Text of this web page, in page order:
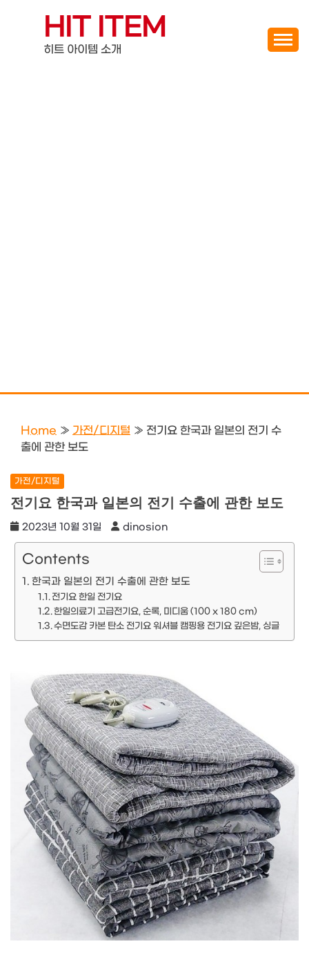
contentHIT ITEM
히트 아이템 소개
Home » 가전/디지털 » 전기요 한국과 일본의 전기 수
출에 관한 보도
가전/디지털
전기요 한국과 일본의 전기 수출에 관한 보도
2023년 10월 31일 dinosion
Contents
한국과 일본의 전기 수출에 관한 보도
전기요 한일 전기요
한일의료기 고급전기요, 순록, 미디움 (100 x 180 cm)
수면도감 카본 탄소 전기요 워셔블 캠핑용 전기요 깊은밤, 싱글